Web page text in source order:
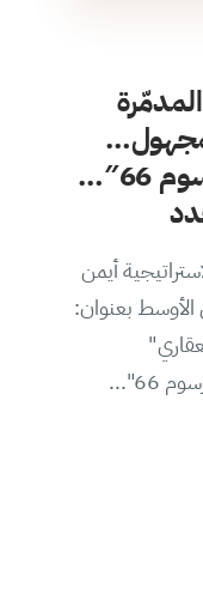
أصحاب ملكيات تحت “المرسوم 66″…
أيمن
بعنوان: